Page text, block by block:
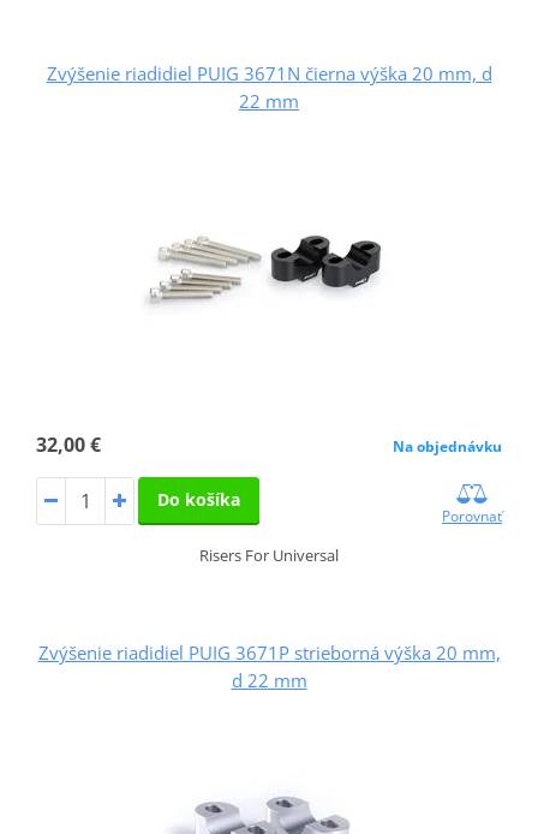
Zvýšenie riadidiel PUIG 3671N čierna výška 20 mm, d
22 mm
32,00 € Na objednávku
Do košíka
Porovnať
Risers For Universal
Zvýšenie riadidiel PUIG 3671P strieborná výška 20 mm,
d 22 mm